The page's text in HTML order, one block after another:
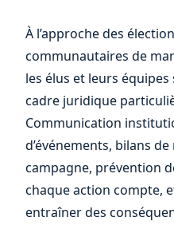
vos
À l’approche des
communautaires de
les élus et leurs
cadre juridique
Communication
d’événements, bilans
campagne, prévention
chaque action compte,
entraîner des